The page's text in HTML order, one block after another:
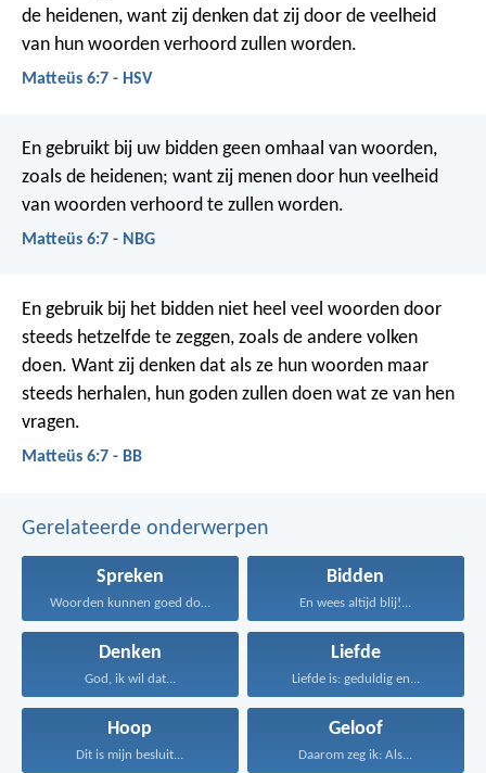
de heidenen, want zij denken dat zij door de veelheid
van hun woorden verhoord zullen worden.
Matteüs 6:7 - HSV
En gebruikt bij uw bidden geen omhaal van woorden,
zoals de heidenen; want zij menen door hun veelheid
van woorden verhoord te zullen worden.
Matteüs 6:7 - NBG
En gebruik bij het bidden niet heel veel woorden door
steeds hetzelfde te zeggen, zoals de andere volken
doen. Want zij denken dat als ze hun woorden maar
steeds herhalen, hun goden zullen doen wat ze van hen
vragen.
Matteüs 6:7 - BB
Gerelateerde onderwerpen
Spreken
Woorden kunnen goed doen...
Bidden
En wees altijd blij!...
Denken
God, ik wil dat...
Liefde
Liefde is: geduldig en...
Hoop
Dit is mijn besluit...
Geloof
Daarom zeg ik: Als...